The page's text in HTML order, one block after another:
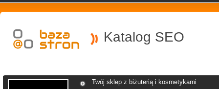
Katalog SEO
Twój sklep z biżuterią i kosmetykami